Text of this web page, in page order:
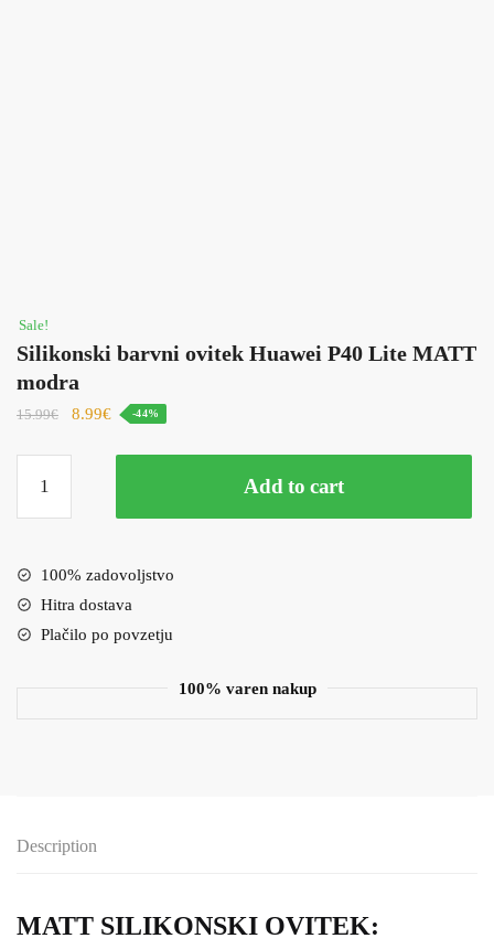
Sale!
Silikonski barvni ovitek Huawei P40 Lite MATT
modra
15.99€ 8.99€ -44%
barvni
ovitek
P40
Lite
MATT
Add to cart
100% zadovoljstvo
Hitra dostava
Plačilo po povzetju
100% varen nakup
Description
MATT SILIKONSKI OVITEK: